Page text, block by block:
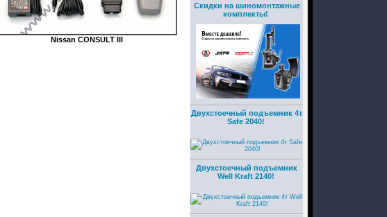
Nissan CONSULT III
Скидки на шиномонтажные
комплекты!
Двухстоечный подъемник 4т
Safe 2040!
Двухстоечный подъемник
Well Kraft 2140!